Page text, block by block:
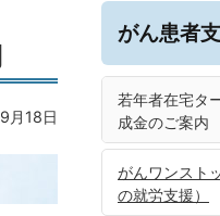
月18日
がん患者
若年者在宅タ
成金のご案内
がんワンスト
の就労支援）